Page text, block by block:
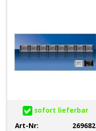
sofort lieferbar
Art-Nr:
269682